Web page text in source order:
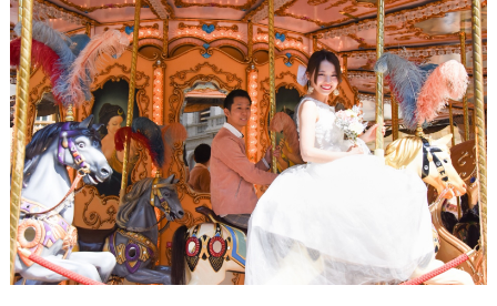
#
プ
チ
ギ
フ
ト
#
チ